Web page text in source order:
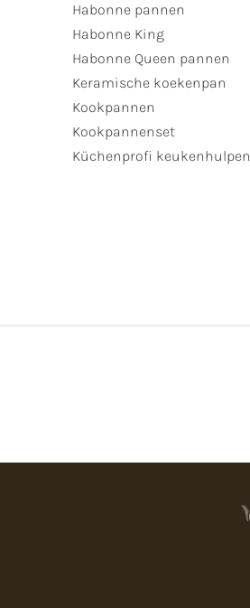
Habonne pannen
Habonne King
Habonne Queen pannen
Keramische koekenpan
Kookpannen
Kookpannenset
Küchenprofi keukenhulpen